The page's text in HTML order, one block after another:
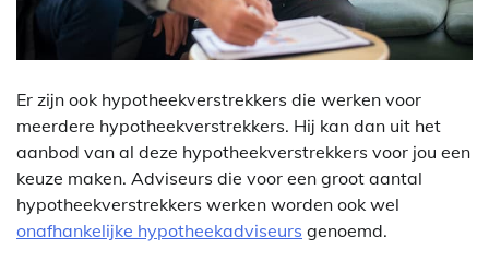
Er zijn ook hypotheekverstrekkers die werken voor
meerdere hypotheekverstrekkers. Hij kan dan uit het
aanbod van al deze hypotheekverstrekkers voor jou een
keuze maken. Adviseurs die voor een groot aantal
hypotheekverstrekkers werken worden ook wel
onafhankelijke hypotheekadviseurs genoemd.